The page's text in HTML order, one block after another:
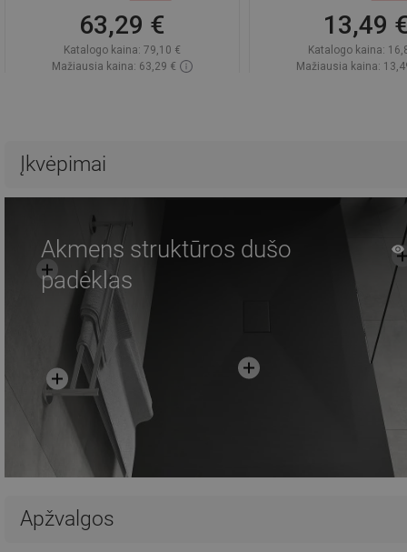
63,29 €
Katalogo kaina: 79,10 €
Mažiausia kaina: 63,29 €
Palyginti
13,49 €
Katalogo kaina:
Mažiausia kaina:
Įkvėpimai
Akmens struktūros dušo
padėklas
Apžvalgos